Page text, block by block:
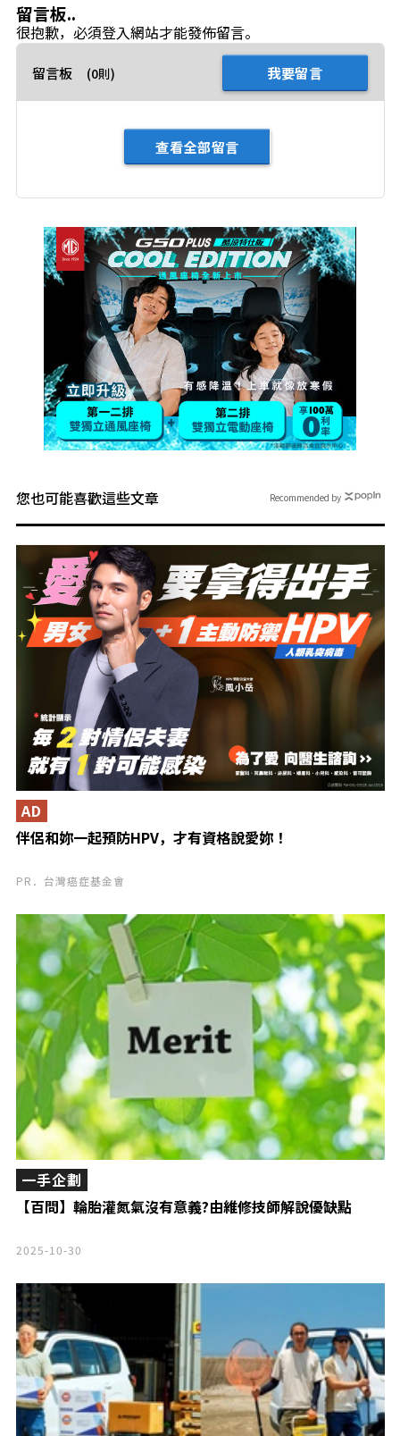
留言板..
很抱歉，必須登入網站才能發佈留言。
留言板 (0則) 我要留言
查看全部留言
您也可能喜歡這些文章
伴侶和妳一起預防HPV，才有資格說愛妳！
AD
PR．台灣癌症基金會
【百問】輪胎灌氮氣沒有意義?由維修技師解說優缺點
一手企劃
2025-10-30
Recommended by